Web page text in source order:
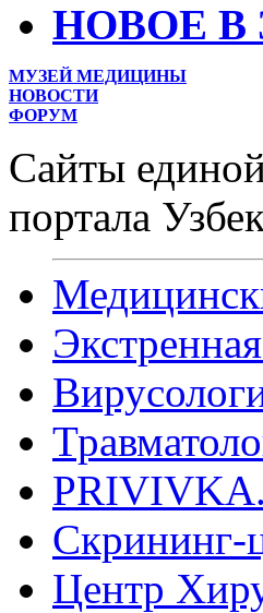
НОВОЕ В
МУЗЕЙ МЕДИЦИНЫ
НОВОСТИ
ФОРУМ
Сайты
портала
Скрининг-
Центр